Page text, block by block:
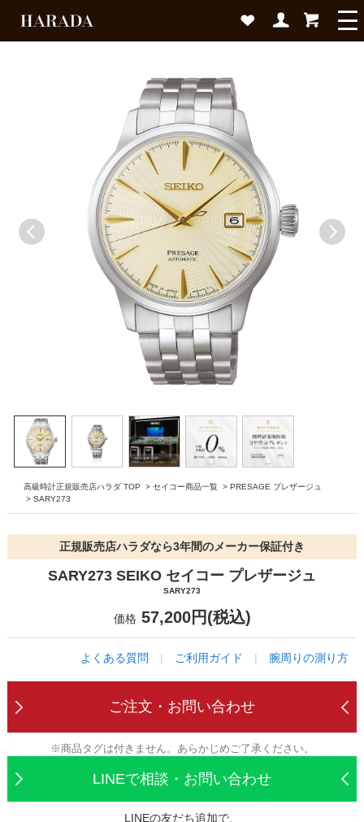
高級時計正規販売店ハラダ TOP > セイコー商品一覧 > PRESAGE プレザージュ
> SARY273
正規販売店ハラダなら3年間のメーカー保証付き
SARY273 SEIKO セイコー プレザージュ
SARY273
価格57,200円(税込)
よくある質問 | ご利用ガイド | 腕周りの測り方
ご注文・お問い合わせ
※商品タグは付きません。あらかじめご了承ください。
LINEで相談・お問い合わせ
LINEの友だち追加で、